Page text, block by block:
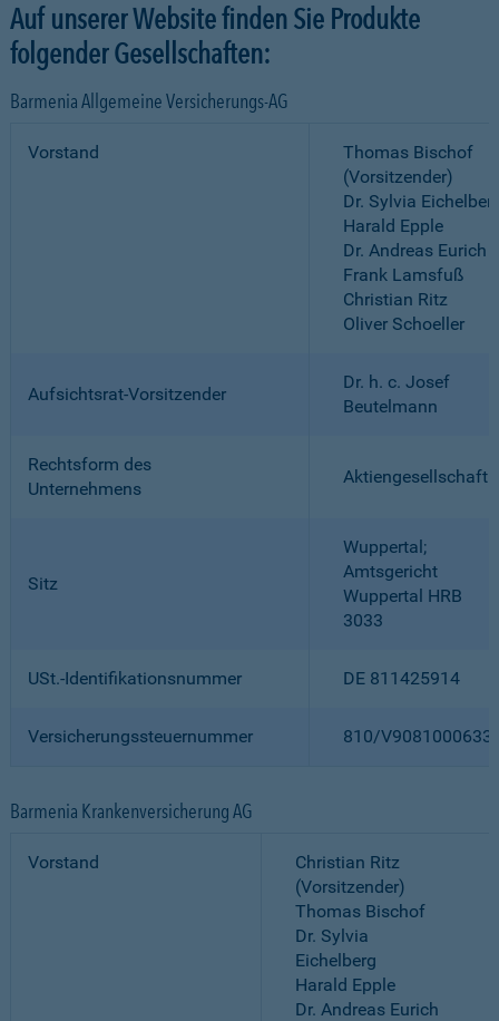
Auf unserer Website finden Sie Produkte
folgender Gesellschaften:
Barmenia Allgemeine Versicherungs-AG
Vorstand
Thomas Bischof
(Vorsitzender)
Dr. Sylvia
Harald Epple
Dr. Andreas Eurich
Frank Lamsfuß
Christian Ritz
Oliver Schoeller
Aufsichtsrat-Vorsitzender
Dr. h. c. Josef
Beutelmann
Rechtsform des
Unternehmens
Aktiengesellschaft
Sitz
Wuppertal;
Amtsgericht
Wuppertal HRB
3033
USt.-Identifikationsnummer DE 811425914
Versicherungssteuernummer 810/
Barmenia Krankenversicherung AG
Vorstand
Christian Ritz
(Vorsitzender)
Thomas Bischof
Dr. Sylvia
Eichelberg
Harald Epple
Dr. Andreas Eurich